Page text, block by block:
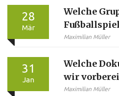
28
Mär
Welche
Maximilian Müller
31
Jan
Welche
wir
Marke
Maximilian Müller